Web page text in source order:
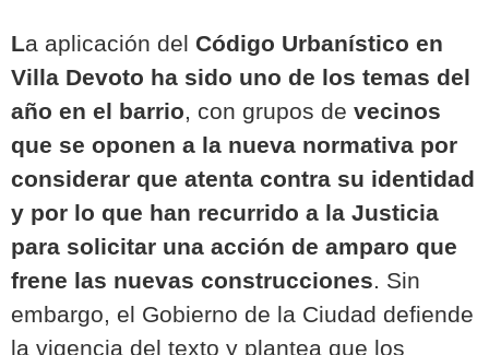
La aplicación del Código Urbanístico en
Villa Devoto ha sido uno de los temas del
año en el barrio , con grupos de vecinos
que se oponen a la nueva normativa por
considerar que atenta contra su identidad
y por lo que han recurrido a la Justicia
para solicitar una acción de amparo que
frene las nuevas construcciones . Sin
embargo, el Gobierno de la Ciudad defiende
la vigencia del texto y plantea que los